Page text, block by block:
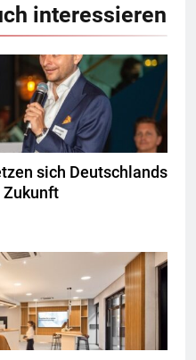
interessieren
sich Deutschlands
Zukunft